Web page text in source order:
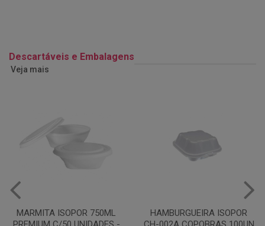
Descartáveis e Embalagens
Veja mais
HAMBURGUEIRA ISOPOR
CAIXA PARDA PIZZA N30